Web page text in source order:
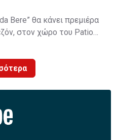
Bere” θα κάνει πρεμιέρα
στον χώρο του Patio
και
του κοινό.